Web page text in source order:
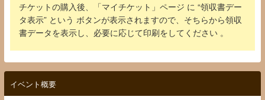
チケットの購入後、「マイチケット」ページ に “領収書デー
タ表示” という ボタンが表示されますので、そちらから領収
書データを表示し、必要に応じて印刷をしてください 。
イベント概要